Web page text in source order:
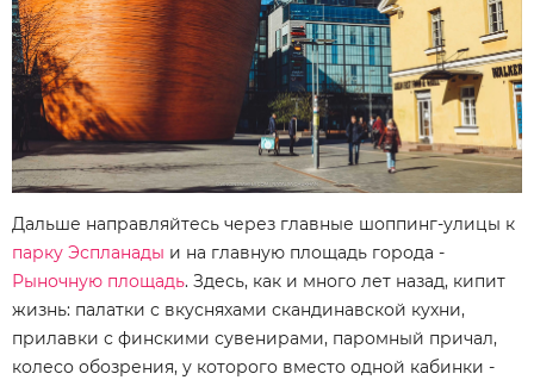
Дальше направляйтесь через главные шоппинг-улицы к
парку Эспланады и на главную площадь города -
Рыночную площадь. Здесь, как и много лет назад, кипит
жизнь: палатки с вкусняхами скандинавской кухни,
прилавки с финскими сувенирами, паромный причал,
колесо обозрения, у которого вместо одной кабинки -